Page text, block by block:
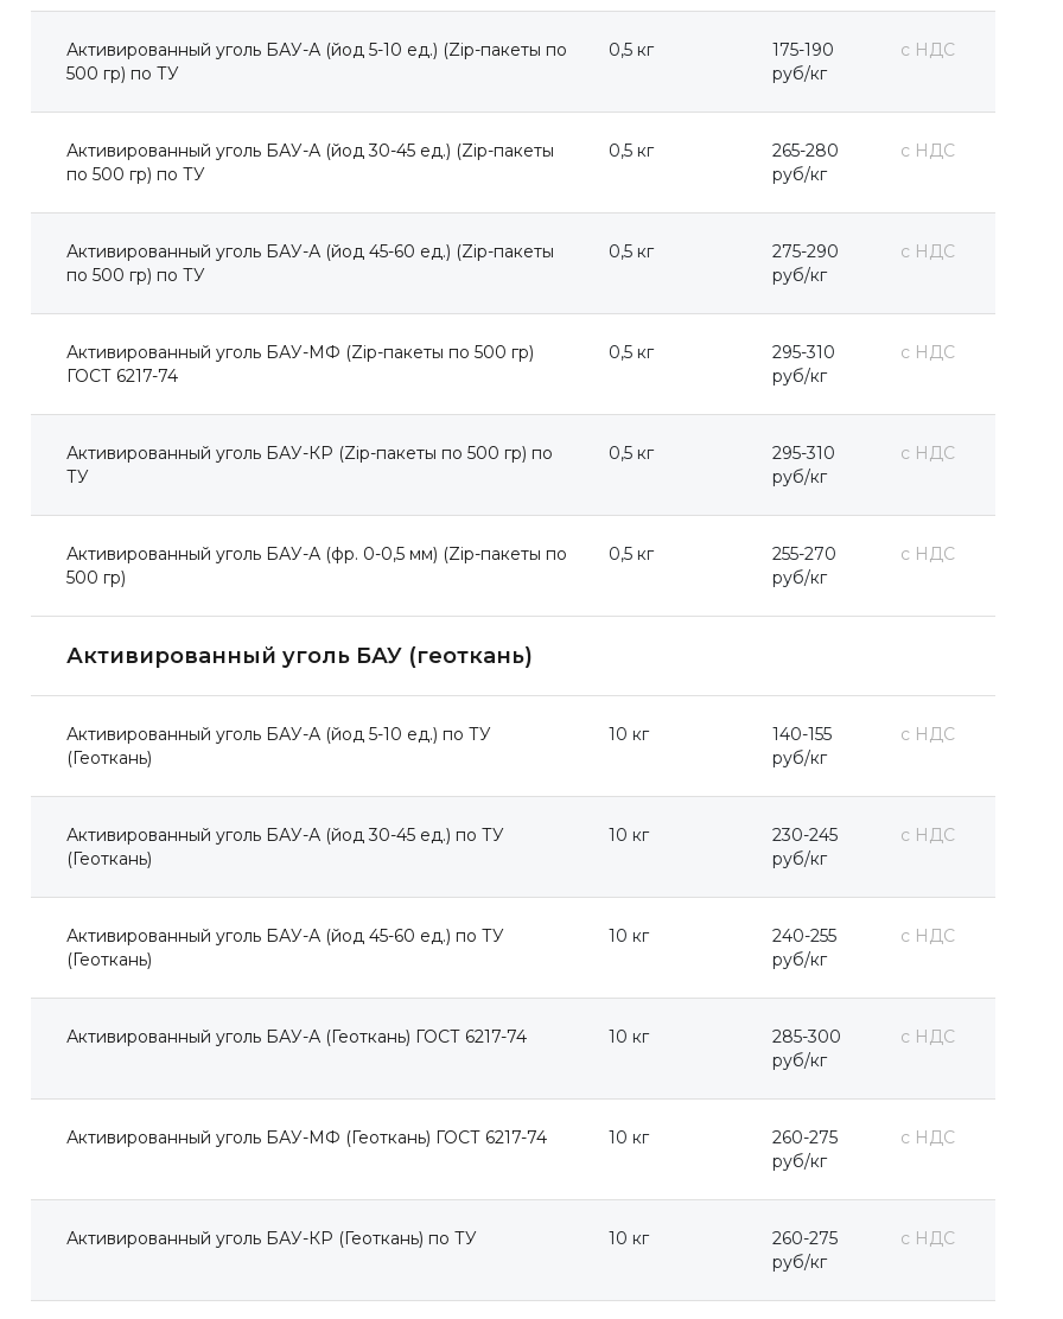
Активированный уголь БАУ-А (йод 5-10 ед.) (Zip-пакеты по
500 гр) по ТУ
0,5 кг
175-190
руб/кг
с НДС
Активированный уголь БАУ-А (йод 30-45 ед.) (Zip-пакеты
по 500 гр) по ТУ
0,5 кг
265-280
руб/кг
с НДС
Активированный уголь БАУ-А (йод 45-60 ед.) (Zip-пакеты
по 500 гр) по ТУ
0,5 кг
275-290
руб/кг
с НДС
Активированный уголь БАУ-МФ (Zip-пакеты по 500 гр)
ГОСТ 6217-74
0,5 кг
295-310
руб/кг
с НДС
Активированный уголь БАУ-КР (Zip-пакеты по 500 гр) по
ТУ
0,5 кг
295-310
руб/кг
с НДС
Активированный уголь БАУ-А (фр. 0-0,5 мм) (Zip-пакеты по
500 гр)
0,5 кг
255-270
руб/кг
с НДС
Активированный уголь БАУ (геоткань)
Активированный уголь БАУ-А (йод 5-10 ед.) по ТУ
(Геоткань)
10 кг
140-155
руб/кг
с НДС
Активированный уголь БАУ-А (йод 30-45 ед.) по ТУ
(Геоткань)
10 кг
230-245
руб/кг
с НДС
Активированный уголь БАУ-А (йод 45-60 ед.) по ТУ
(Геоткань)
10 кг
240-255
руб/кг
с НДС
Активированный уголь БАУ-А (Геоткань) ГОСТ 6217-74 10 кг
285-300
руб/кг
с НДС
Активированный уголь БАУ-МФ (Геоткань) ГОСТ 6217-74 10 кг
260-275
руб/кг
с НДС
Активированный уголь БАУ-КР (Геоткань) по ТУ 10 кг
260-275
руб/кг
с НДС